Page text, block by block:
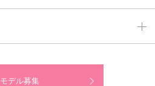
モデル募集